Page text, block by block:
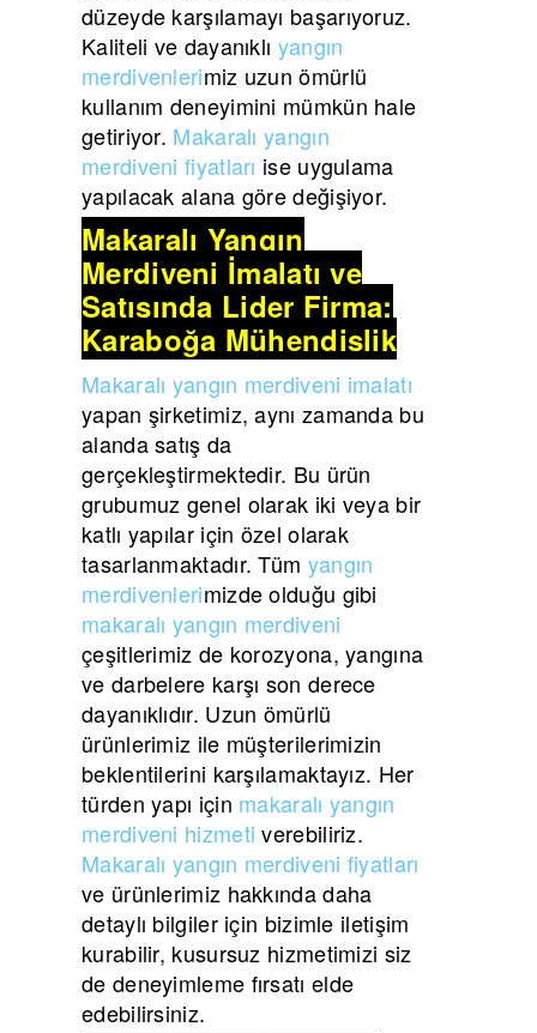
düzeyde karşılamayı başarıyoruz.
Kaliteli ve dayanıklı yangın
merdivenlerimiz uzun ömürlü
kullanım deneyimini mümkün hale
getiriyor. Makaralı yangın
merdiveni fiyatları ise uygulama
yapılacak alana göre değişiyor.
Makaralı Yangın
Merdiveni İmalatı ve
Satışında Lider Firma:
Karaboğa Mühendislik
Makaralı yangın merdiveni imalatı
yapan şirketimiz, aynı zamanda bu
alanda satış da
gerçekleştirmektedir. Bu ürün
grubumuz genel olarak iki veya bir
katlı yapılar için özel olarak
tasarlanmaktadır. Tüm yangın
merdivenlerimizde olduğu gibi
makaralı yangın merdiveni
çeşitlerimiz de korozyona, yangına
ve darbelere karşı son derece
dayanıklıdır. Uzun ömürlü
ürünlerimiz ile müşterilerimizin
beklentilerini karşılamaktayız. Her
türden yapı için makaralı yangın
merdiveni hizmeti verebiliriz.
Makaralı yangın merdiveni fiyatları
ve ürünlerimiz hakkında daha
detaylı bilgiler için bizimle iletişim
kurabilir, kusursuz hizmetimizi siz
de deneyimleme fırsatı elde
edebilirsiniz.